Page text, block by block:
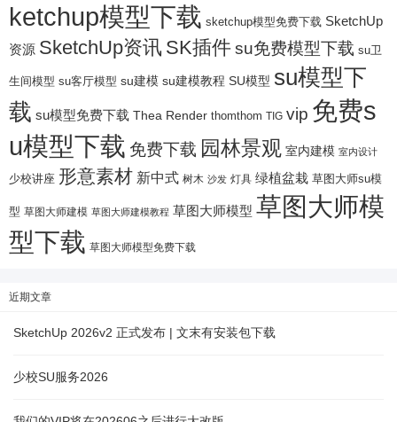
ketchup模型下载 sketchup模型免费下载 SketchUp
资源 SketchUp资讯 SK插件su免费模型下载 su卫
生间模型 su客厅模型 su建模 su建模教程 SU模型 su模型下
载 su模型免费下载 Thea Render thomthom TIG vip 免费s
u模型下载 免费下载 园林景观 室内建模 室内设计
少校讲座 形意素材 新中式 树木 沙发 灯具 绿植盆栽 草图大师su模
型 草图大师建模 草图大师建模教程 草图大师模型 草图大师模
型下载 草图大师模型免费下载
近期文章
SketchUp 2026v2 正式发布 | 文末有安装包下载
少校SU服务2026